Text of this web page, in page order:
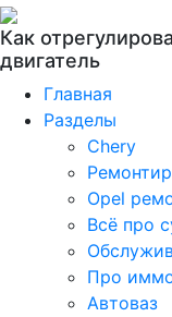
Как
двигатель
Главная
Разделы
Chery
Opel
Всё про
Про
Автоваз